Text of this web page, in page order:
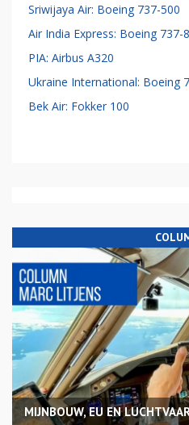
Sriwijaya Air: Boeing 737-500
Air India Express: Boeing 737-
PIA: Airbus A320
Ukraine International: Boeing
Bek Air: Fokker 100
MIJNBOUW, EU EN